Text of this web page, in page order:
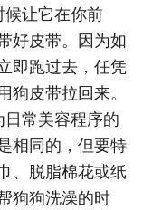
让它在你前
好皮带。因为如
即跑过去，任凭
皮带拉回来。
常美容程序的
相同的，但要特
、脱脂棉花或纸
狗狗洗澡的时